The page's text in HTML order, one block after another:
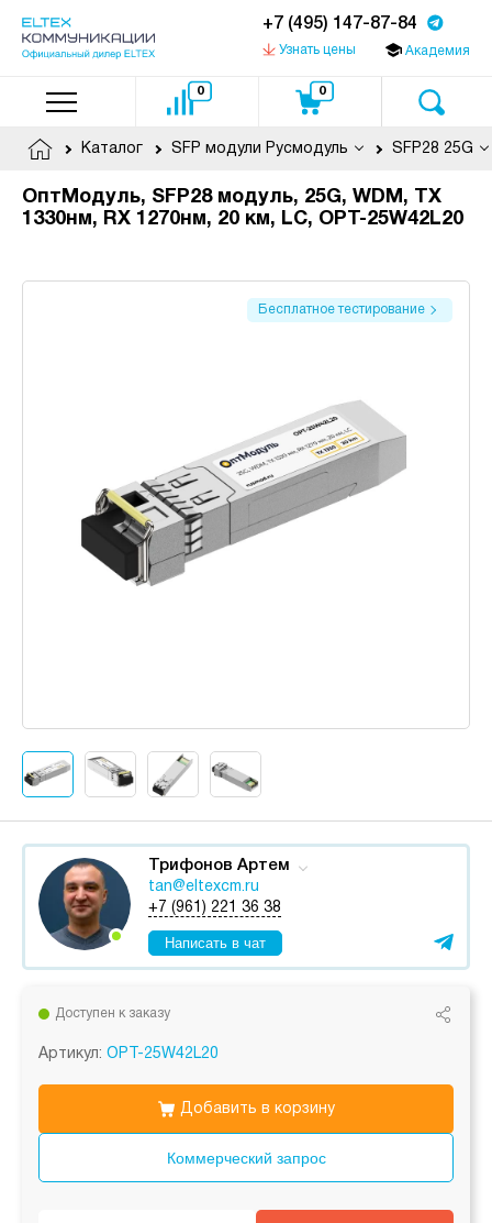
+7 (495) 147-87-84
Узнать цены Академия
0 0
Каталог SFP модули Русмодуль SFP28 25G
ОптМодуль, SFP28 модуль, 25G, WDM, TX
1330нм, RX 1270нм, 20 км, LC, OPT-25W42L20
Бесплатное тестирование
Трифонов Артем
tan@eltexcm.ru
+7 (961) 221 36 38
Написать в чат
Доступен к заказу
Артикул: OPT-25W42L20
Коммерческий запрос
Добавить в корзину